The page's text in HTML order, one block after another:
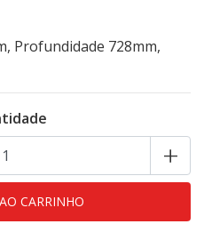
Profundidade 728mm,
+